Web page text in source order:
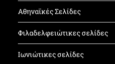
Αθηναϊκές Σελίδες
Φιλαδελφειώτικες σελίδες
Ιωνιώτικες σελίδες